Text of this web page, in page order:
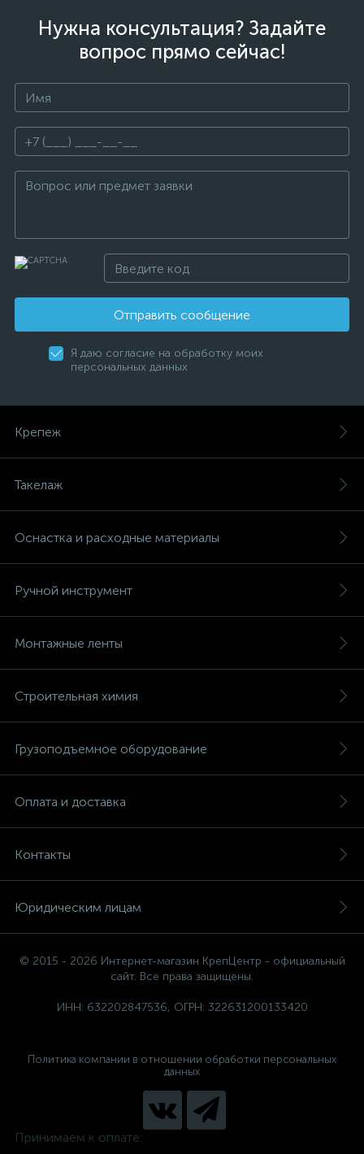
Нужна консультация? Задайте
вопрос прямо сейчас!
Отправить сообщение
Я даю согласие на обработку моих
персональных данных
Крепеж
Такелаж
Оснастка и расходные материалы
Ручной инструмент
Монтажные ленты
Строительная химия
Грузоподъемное оборудование
Оплата и доставка
Контакты
Юридическим лицам
© 2015 - 2026 Интернет-магазин КрепЦентр - официальный
сайт. Все права защищены.
ИНН: 632202847536, ОГРН: 322631200133420
Политика компании в отношении обработки персональных
данных
Принимаем к оплате: